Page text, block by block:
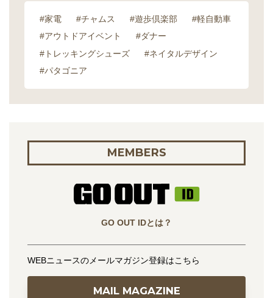
#家電 #チャムス #遊歩倶楽部
#軽自動車
#アウトドアイベント
#ダナー
#トレッキングシューズ
#ネイタルデザイン
#パタゴニア
MEMBERS
GO OUT IDとは？
WEBニュースのメールマガジン登録はこちら
MAIL MAGAZINE